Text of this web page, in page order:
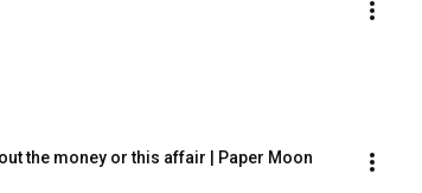
the money or this affair | Paper Moon